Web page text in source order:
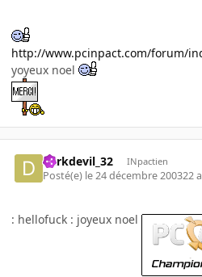
http://www.pcinpact.com/forum/
yoyeux noel
darkdevil_32 INpactien
Posté(e) le 24 décembre 200322 a
: hellofuck : joyeux noel